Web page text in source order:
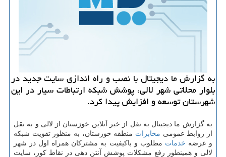
به گزارش ما دیجیتال با نصب و راه اندازی سایت جدید در
بلوار محلاتی شهر لالی، پوشش شبکه ارتباطات سیار در این
شهرستان توسعه و افزایش پیدا کرد.
به گزارش ما دیجیتال به نقل از خبر آنلاین خوزستان از لالی و به نقل
از روابط عمومی مخابرات منطقه خوزستان، به منظور تقویت شبکه
و عرضه خدمات مطلوب و باکیفیت به مشترکان همراه اول در شهر
لالی و همینطور رفع مشکلات پوشش آنتن دهی در نقاط کور، سایت